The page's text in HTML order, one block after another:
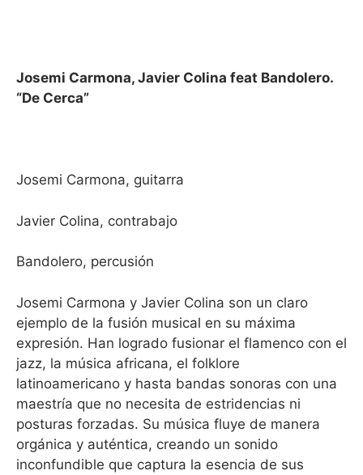
Josemi Carmona, Javier Colina feat Bandolero.
“De Cerca”
Josemi Carmona, guitarra
Javier Colina, contrabajo
Bandolero, percusión
Josemi Carmona y Javier Colina son un claro
ejemplo de la fusión musical en su máxima
expresión. Han logrado fusionar el flamenco con el
jazz, la música africana, el folklore
latinoamericano y hasta bandas sonoras con una
maestría que no necesita de estridencias ni
posturas forzadas. Su música fluye de manera
orgánica y auténtica, creando un sonido
inconfundible que captura la esencia de sus